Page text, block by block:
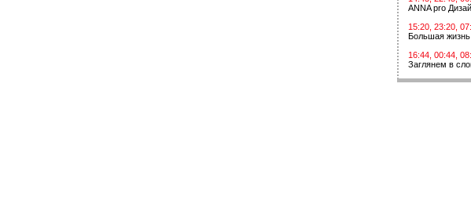
ANNA pro
15:20, 23:20,
Большая жизнь
16:44, 00:44,
Заглянем в